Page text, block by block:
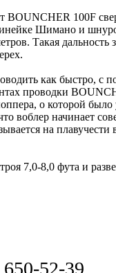
BOUNCHER 100F
Шимано и
Такая
как быстро,
проводки
о которой
начинает
на
7,0-8,0 фута и
52-39